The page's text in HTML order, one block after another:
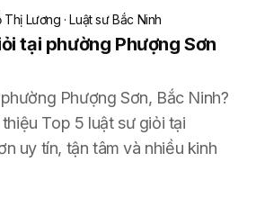
Thị Lương ·Luật sư Bắc Ninh
tại phường Phượng Sơn
Phượng Sơn, Bắc Ninh?
Top 5 luật sư giỏi tại
uy tín, tận tâm và nhiều kinh